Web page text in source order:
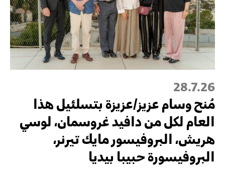
28.7.26
مُنح وسام عزيز/عزيزة بتسلئيل هذا
العام لكل من دافيد غروسمان، لوسي
هريش، البروفيسور مايك تيرنر،
البروفيسورة حبيبا بيديا